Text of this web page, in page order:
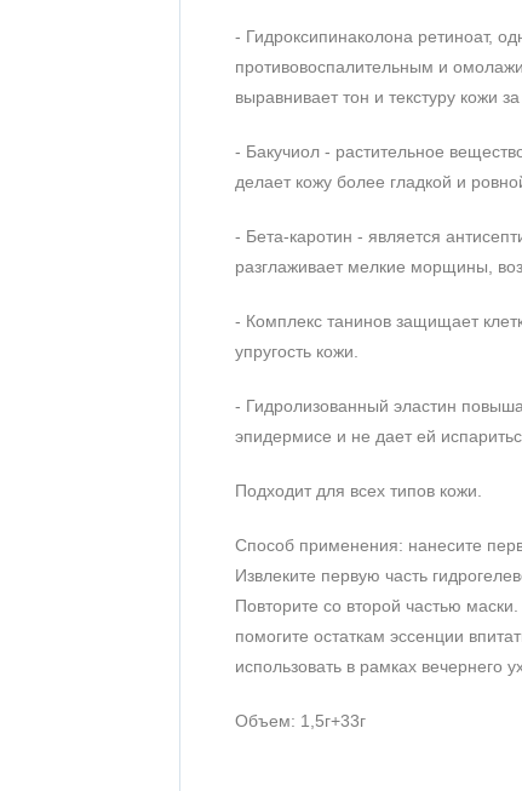
- Гидроксипинаколона ретиноат,
противовоспалительным и
выравнивает тон и текстуру кожи
- Бакучиол - растительное
делает кожу более гладкой и
- Бета-каротин - является
разглаживает мелкие морщины,
- Комплекс танинов защищает
упругость кожи.
- Гидролизованный эластин
эпидермисе и не дает ей
Подходит для всех типов кожи.
Способ применения: нанесите
Извлеките первую часть
Повторите со второй частью
помогите остаткам эссенции
использовать в рамках вечернего
Объем: 1,5г+33г